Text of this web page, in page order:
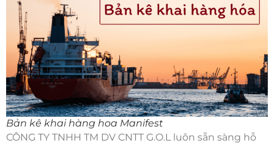
Bản kê khai hàng hoa Manifest
CÔNG TY TNHH TM DV CNTT G.O.L luôn sẵn sàng hỗ